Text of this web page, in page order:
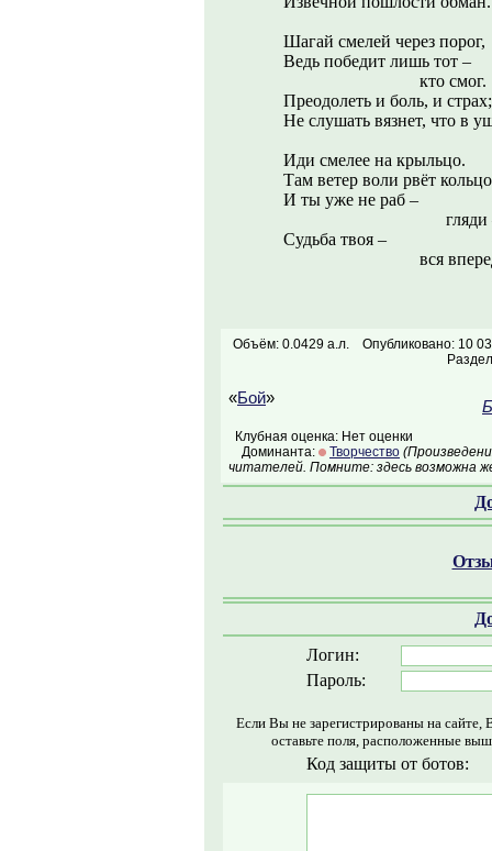
Шагай смелей через порог,
Ведь победит лишь тот –
кто смог.
Преодолеть и боль, и страх;
Не слушать вязнет, что в
Иди смелее на крыльцо.
Там ветер воли рвёт
И ты уже не раб –
гляди
Судьба твоя –
вся
Объём: 0.0429 а.л.
Опубликовано: 10
«Бой»
Клубная оценка: Нет оценки
Доминанта:
Творчество
читателей. Помните: здесь возможна
Логин:
Пароль:
Если Вы не зарегистрированы на
оставьте поля, расположенные
Код защиты от ботов: